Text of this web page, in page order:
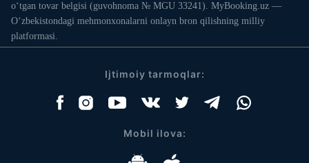
o‘tgan tovar belgisi (guvohnoma № MGU 33241). MyBooking.uz —
O‘zbekistondagi mehmonxonalarni onlayn bron qilishning milliy
platformasi.
Ijtimoiy tarmoqlar:
Mobil ilova: